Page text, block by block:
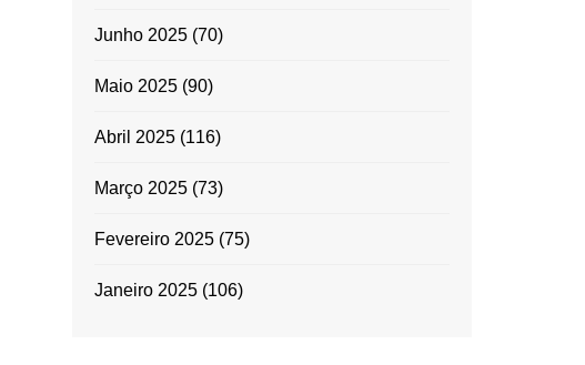
Junho 2025 (70)
Maio 2025 (90)
Abril 2025 (116)
Março 2025 (73)
Fevereiro 2025 (75)
Janeiro 2025 (106)